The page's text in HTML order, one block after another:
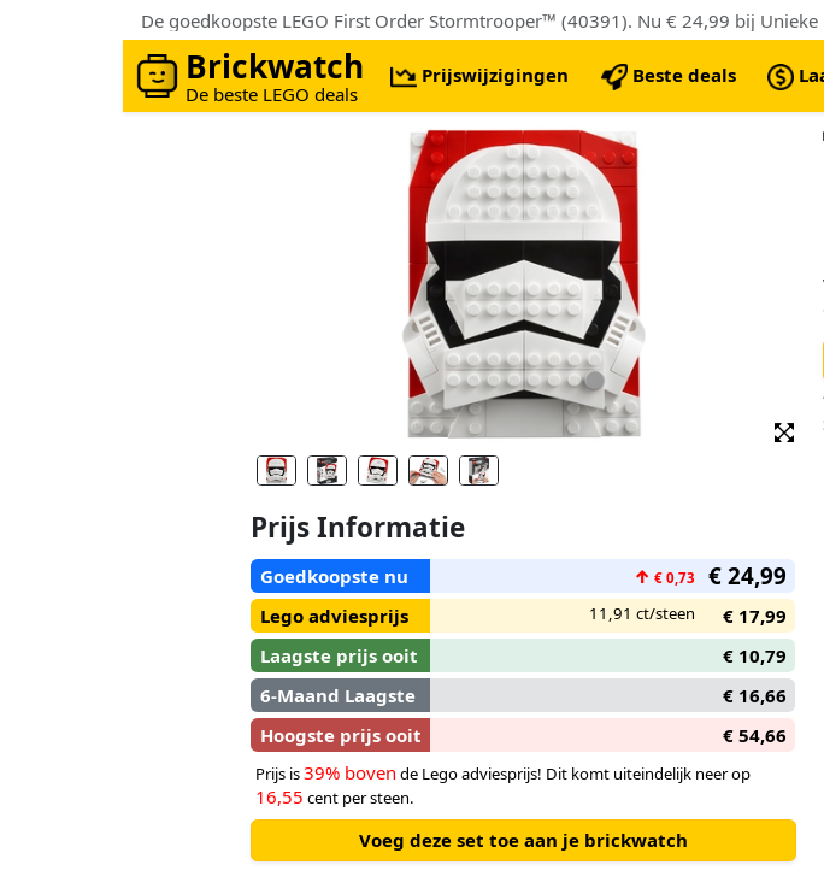
De goedkoopste LEGO First Order Stormtrooper™ (40391). Nu € 24,99 bij Unieke
Brickwatch
De beste LEGO deals
Prijswijzigingen Beste deals
Prijs Informatie
Goedkoopste nu ↑ € 0,73 € 24,99
Lego adviesprijs 11,91 ct/steen
€ 17,99
Laagste prijs ooit
€ 10,79
6-Maand Laagste
€ 16,66
Hoogste prijs ooit
€ 54,66
Prijs is39% boven de Lego adviesprijs! Dit komt uiteindelijk neer op
16,55 cent per steen.
Voeg deze set toe aan je brickwatch